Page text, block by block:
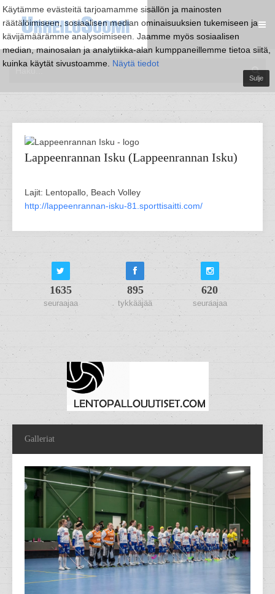
Käytämme evästeitä tarjoamamme sisällön ja mainosten
räätälöimiseen, sosiaalisen median ominaisuuksien tukemiseen ja
kävijämäärämme analysoimiseen. Jaamme myös sosiaalisen
median, mainosalan ja analytiikka-alan kumppaneillemme tietoa siitä,
kuinka käytät sivustoamme. Näytä tiedot
Sulje
Lappeenrannan Isku (Lappeenrannan Isku)
Lajit: Lentopallo, Beach Volley
http://lappeenrannan-isku-81.sporttisaitti.com/
1635
seuraajaa
895
tykkääjää
620
seuraajaa
Galleriat